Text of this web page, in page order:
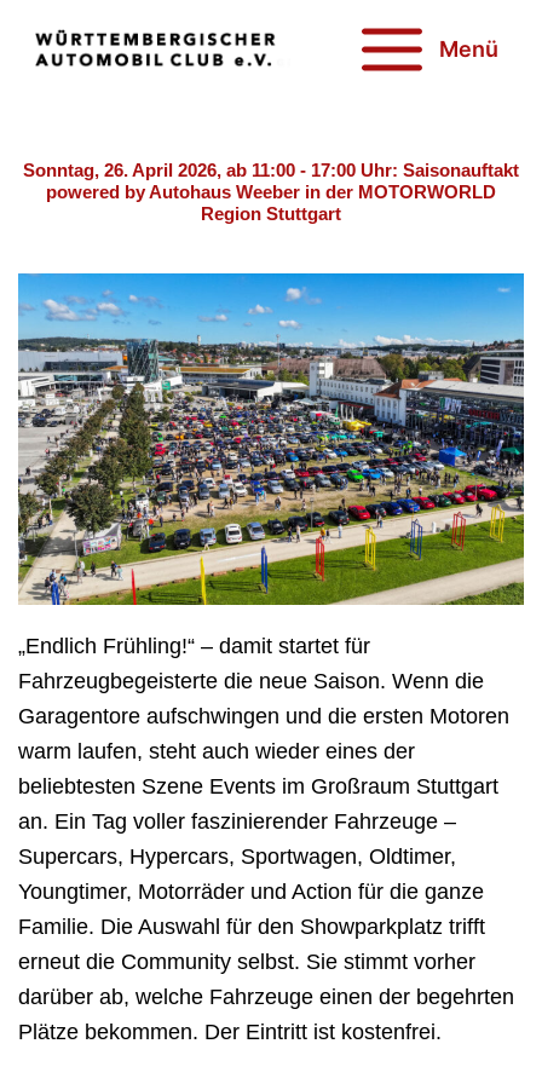
Inhalt
springen
Menü
Sonntag, 26. April 2026, ab 11:00 - 17:00 Uhr: Saisonauftakt
powered by Autohaus Weeber in der MOTORWORLD
Region Stuttgart
„Endlich Frühling!“ – damit startet für
Fahrzeugbegeisterte die neue Saison. Wenn die
Garagentore aufschwingen und die ersten Motoren
warm laufen, steht auch wieder eines der
beliebtesten Szene Events im Großraum Stuttgart
an. Ein Tag voller faszinierender Fahrzeuge –
Supercars, Hypercars, Sportwagen, Oldtimer,
Youngtimer, Motorräder und Action für die ganze
Familie. Die Auswahl für den Showparkplatz trifft
erneut die Community selbst. Sie stimmt vorher
darüber ab, welche Fahrzeuge einen der begehrten
Plätze bekommen. Der Eintritt ist kostenfrei.